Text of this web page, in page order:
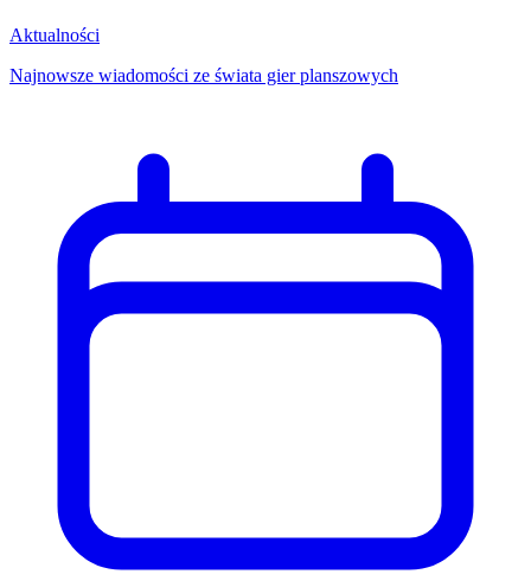
Aktualności
Najnowsze wiadomości ze świata gier planszowych